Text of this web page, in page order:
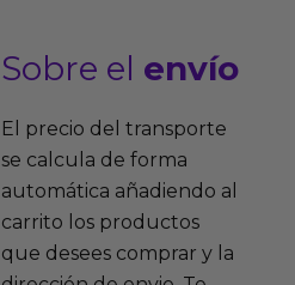
Sobre el envío
El precio del transporte
se calcula de forma
automática añadiendo al
carrito los productos
que desees comprar y la